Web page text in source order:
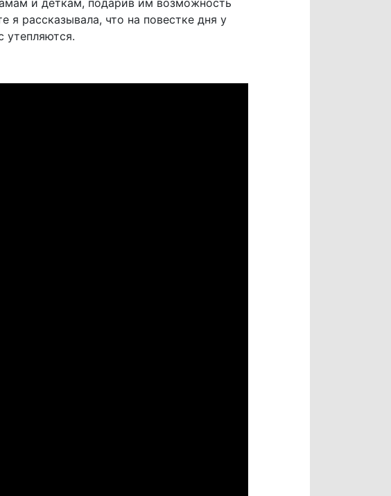
и деткам, подарив им возможность
рассказывала, что на повестке дня у
утепляются.